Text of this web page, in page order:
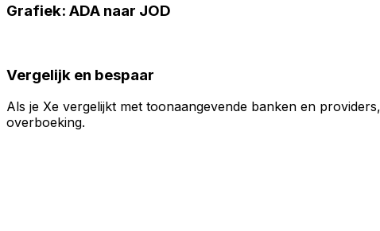
Grafiek: ADA naar JOD
Vergelijk en bespaar
Als je Xe vergelijkt met toonaangevende banken en
overboeking.